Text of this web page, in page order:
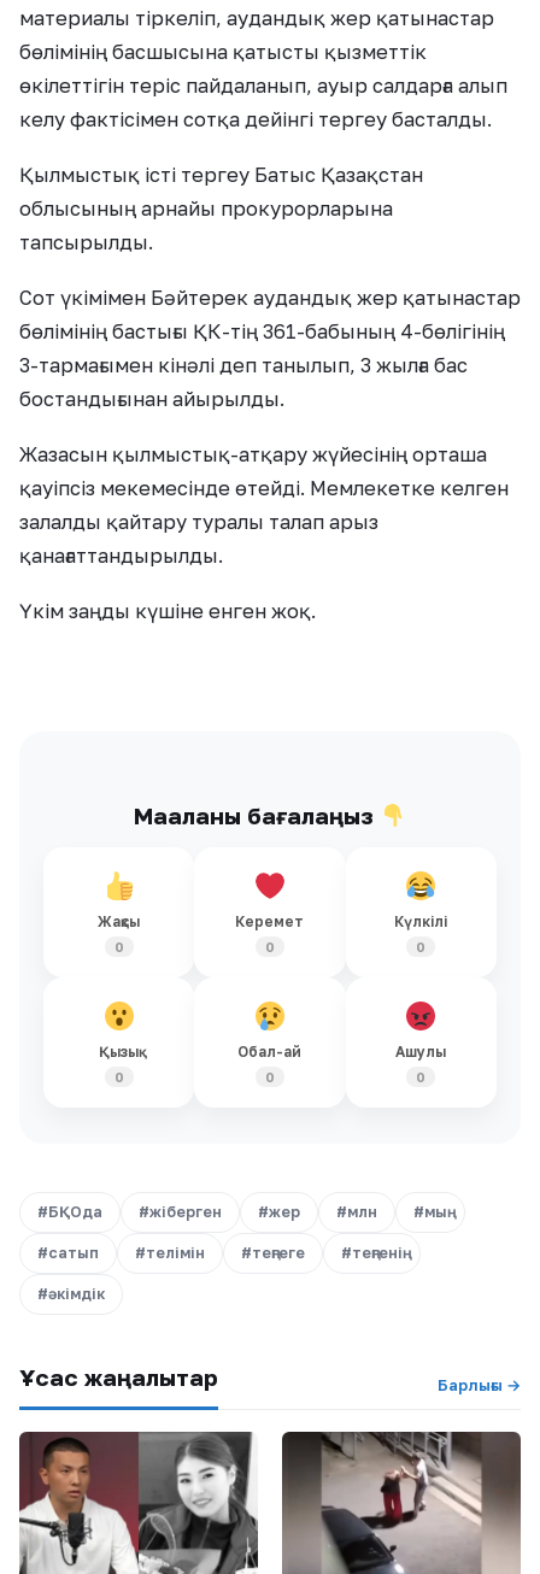
материалы тіркеліп, аудандық жер қатынастар
бөлімінің басшысына қатысты қызметтік
өкілеттігін теріс пайдаланып, ауыр салдарға алып
келу фактісімен сотқа дейінгі тергеу басталды.
Қылмыстық істі тергеу Батыс Қазақстан
облысының арнайы прокурорларына
тапсырылды.
Сот үкімімен Бәйтерек аудандық жер қатынастар
бөлімінің бастығы ҚК-тің 361-бабының 4-бөлігінің
3-тармағымен кінәлі деп танылып, 3 жылға бас
бостандығынан айырылды.
Жазасын қылмыстық-атқару жүйесінің орташа
қауіпсіз мекемесінде өтейді. Мемлекетке келген
залалды қайтару туралы талап арыз
қанағаттандырылды.
Үкім заңды күшіне енген жоқ.
Мақаланы бағалаңыз
Жақсы
0
Керемет
0
Күлкілі
0
Қызық
0
Обал-ай
0
Ашулы
0
#БҚОда #жіберген #жер #млн #мың
#сатып #телімін #теңгеге #теңгенің
#әкімдік
Ұқсас жаңалықтар Барлығы →